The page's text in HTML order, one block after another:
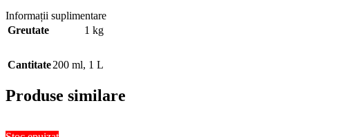
Informații suplimentare
Greutate
1 kg
Cantitate200 ml, 1 L
Produse similare